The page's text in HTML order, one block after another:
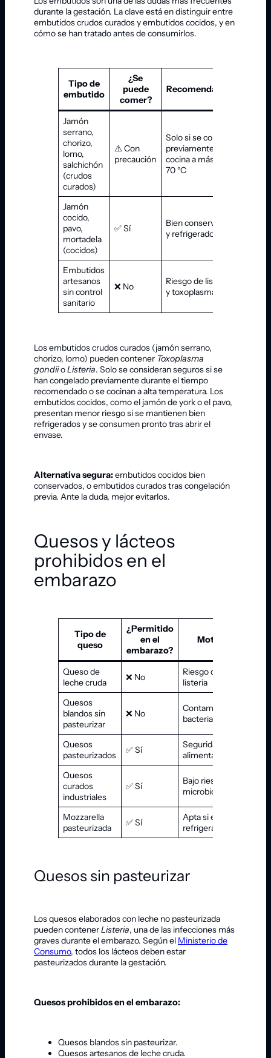
durante la gestación. La clave está en distinguir entre
embutidos crudos curados y embutidos cocidos, y en
cómo se han tratado antes de consumirlos.
Tipo de
embutido
¿Se
puede
comer?
Recomendación
Jamón
serrano,
chorizo,
lomo,
salchichón
(crudos
curados)
⚠️ Con
precaución
Solo si se congela
previamente o se
cocina a más de
70 °C
Jamón
cocido,
pavo,
mortadela
(cocidos)
✅ Sí
Bien conservados
y refrigerados
Embutidos
artesanos
sin control
sanitario
❌ No
Riesgo de listeria
y toxoplasma
Los embutidos crudos curados (jamón serrano,
chorizo, lomo) pueden contener Toxoplasma
gondiioListeria. Solo se consideran seguros si se
han congelado previamente durante el tiempo
recomendado o se cocinan a alta temperatura. Los
embutidos cocidos, como el jamón de york o el pavo,
presentan menor riesgo si se mantienen bien
refrigerados y se consumen pronto tras abrir el
envase.
Alternativa segura:embutidos cocidos bien
conservados, o embutidos curados tras congelación
previa. Ante la duda, mejor evitarlos.
Quesos y lácteos
prohibidos en el
embarazo
Tipo de
queso
¿Permitido
en el
embarazo?
Motivo
Queso de
leche cruda
❌ No
Riesgo de
listeria
Quesos
blandos sin
pasteurizar
❌ No
Contaminación
bacteriana
Quesos
pasteurizados
✅ Sí
Seguridad
alimentaria
Quesos
curados
industriales
✅ Sí
Bajo riesgo
microbiológico
Mozzarella
pasteurizada
✅ Sí
Apta si está
refrigerada
Quesos sin pasteurizar
Los quesos elaborados con leche no pasteurizada
pueden contenerListeria, una de las infecciones más
graves durante el embarazo. Según el Ministerio de
Consumo, todos los lácteos deben estar
pasteurizados durante la gestación.
Quesos prohibidos en el embarazo:
Quesos blandos sin pasteurizar.
Quesos artesanos de leche cruda.